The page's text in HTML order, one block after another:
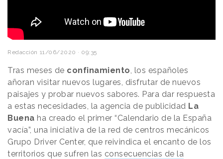
Redacción 11/06/2020 · 09:35
Tras meses de confinamiento, los españoles
añoran visitar nuevos lugares, disfrutar de nuevos
paisajes y probar nuevos sabores. Para dar respuesta
a estas necesidades, la agencia de publicidad La
Buena ha creado el primer “Calendario de la España
vacía”, una iniciativa de la red de centros mecánicos
Grupo Driver Center, que reivindica el encanto de los
territorios que sufren las consecuencias de la